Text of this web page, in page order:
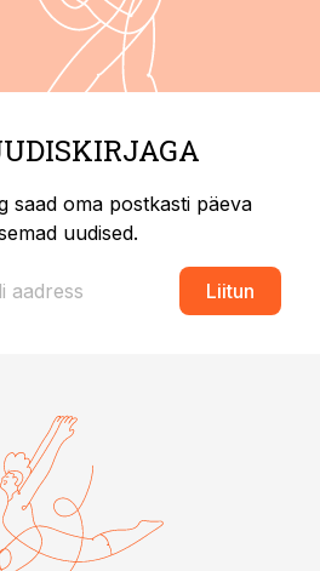
saad oma postkasti päeva
uudised.
Liitun